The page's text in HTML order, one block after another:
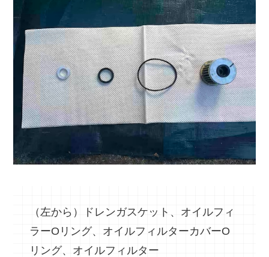
（左から）ドレンガスケット、オイルフィ
ラーOリング、オイルフィルターカバーO
リング、オイルフィルター